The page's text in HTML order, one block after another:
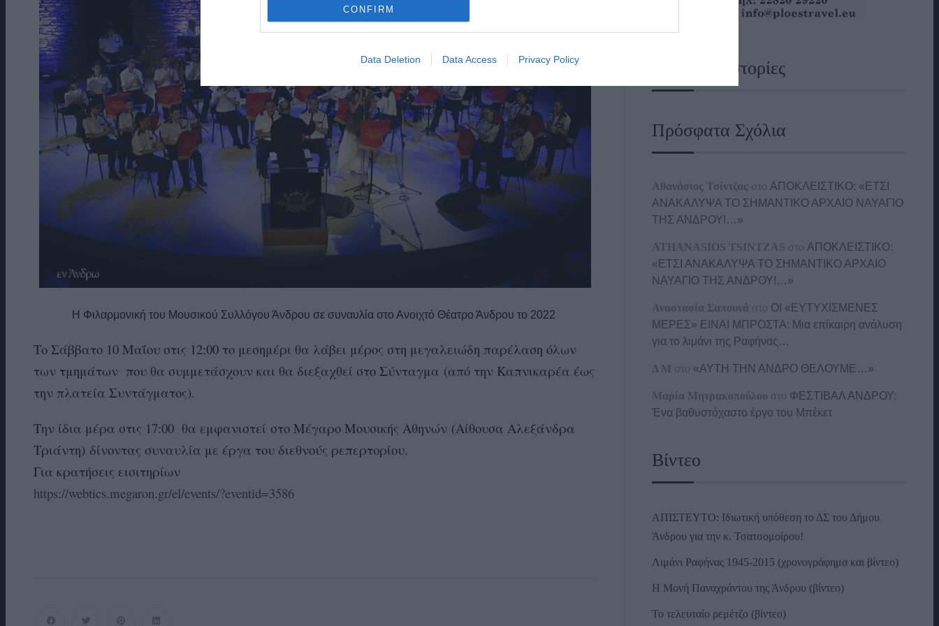
CONFIRM
Data Deletion Data Access Privacy Policy
Η Φιλαρμονική του Μουσικού Συλλόγου Άνδρου σε συναυλία στο Ανοιχτό Θέατρο Άνδρου το 2022
Το Σάββατο 10 Μαΐου στις 12:00 το μεσημέρι θα λάβει μέρος στη μεγαλειώδη παρέλαση όλων
των τμημάτων που θα συμμετάσχουν και θα διεξαχθεί στο Σύνταγμα (από την Καπνικαρέα έως
την πλατεία Συντάγματος).
Την ίδια μέρα στις 17:00 θα εμφανιστεί στο Μέγαρο Μουσικής Αθηνών (Αίθουσα Αλεξάνδρα
Τριάντη) δίνοντας συναυλία με έργα του διεθνούς ρεπερτορίου.
Για κρατήσεις εισιτηρίων
https://webtics.megaron.gr/el/events/?eventid=3586
Ναυτικές Ιστορίες
Πρόσφατα Σχόλια
Αθανάσιος Τσίντζας στο ΑΠΟΚΛΕΙΣΤΙΚΟ: «ΕΤΣΙ
ΑΝΑΚΑΛΥΨΑ ΤΟ ΣΗΜΑΝΤΙΚΟ ΑΡΧΑΙΟ ΝΑΥΑΓΙΟ
ΤΗΣ ΑΝΔΡΟΥ!…»
ATHANASIOS TSINTZAS στο ΑΠΟΚΛΕΙΣΤΙΚΟ:
«ΕΤΣΙ ΑΝΑΚΑΛΥΨΑ ΤΟ ΣΗΜΑΝΤΙΚΟ ΑΡΧΑΙΟ
ΝΑΥΑΓΙΟ ΤΗΣ ΑΝΔΡΟΥ!…»
Αναστασία Σαπουνά στο ΟΙ «ΕΥΤΥΧΙΣΜΕΝΕΣ
ΜΕΡΕΣ» ΕΙΝΑΙ ΜΠΡΟΣΤΑ: Μια επίκαιρη ανάλυση
για το λιμάνι της Ραφήνας…
Δ Μ στο «ΑΥΤΗ ΤΗΝ ΑΝΔΡΟ ΘΕΛΟΥΜΕ…»
Μαρία Μητρακοπούλου στο ΦΕΣΤΙΒΑΛ ΑΝΔΡΟΥ:
Ένα βαθυστόχαστο έργο του Μπέκετ
Βίντεο
ΑΠΙΣΤΕΥΤΟ: Ιδιωτική υπόθεση το ΔΣ του Δήμου
Άνδρου για την κ. Τσατσομοίρου!
Λιμάνι Ραφήνας 1945-2015 (χρονογράφημα και βίντεο)
Η Μονή Παναχράντου της Άνδρου (βίντεο)
Το τελευταίο ρεμέτζο (βίντεο)